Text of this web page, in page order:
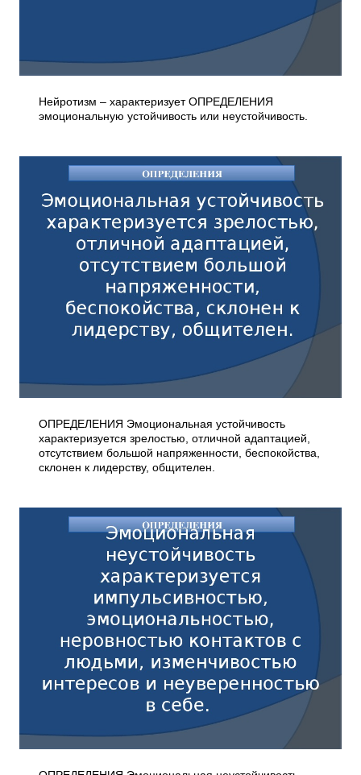
Нейротизм – характеризует ОПРЕДЕЛЕНИЯ
эмоциональную устойчивость или неустойчивость.
ОПРЕДЕЛЕНИЯ Эмоциональная устойчивость
характеризуется зрелостью, отличной адаптацией,
отсутствием большой напряженности, беспокойства,
склонен к лидерству, общителен.